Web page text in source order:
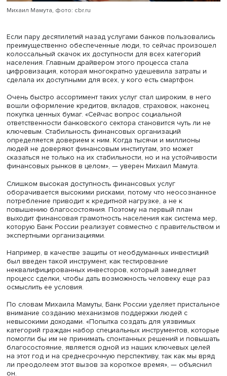
Михаил Мамута, фото: cbr.ru
Если пару десятилетий назад услугами банков
преимущественно обеспеченные люди, то сейчас
колоссальный скачок их доступности для всех
населения. Главным драйвером этого процесса стала
цифровизация, которая многократно удешевила
сделала их доступными для всех, у кого есть смартфон.
Очень быстро ассортимент таких услуг стал широким, в
вошли оформление кредитов, вкладов, страховок,
покупка ценных бумаг. «Сейчас вопрос социальной
ответственности банковского сектора становится чуть
ключевым. Стабильность финансовых организаций
определяется доверием к ним. Когда тысячи и
людей не доверяют финансовым институтам, это может
сказаться не только на их стабильности, но и на
финансовых рынков в целом», — уверен Михаил
Слишком высокая доступность финансовых услуг
оборачивается высокими рисками, потому что
потребление приводит к кредитной нагрузке, а не к
повышению благосостояния. Поэтому на первый план
выходит финансовая грамотность населения как
которую Банк России реализует совместно с
экспертными организациями.